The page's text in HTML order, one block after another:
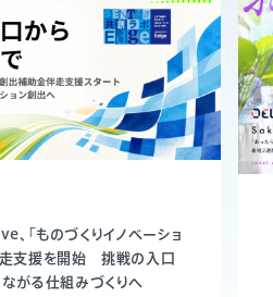
「ものづくりイノベーショ
走支援を開始 挑戦の入口
がる仕組みづくりへ